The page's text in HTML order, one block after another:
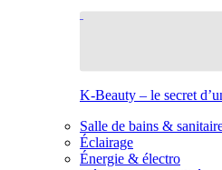
K-Beauty – le secret
Salle de bains &
Éclairage
Énergie & électro